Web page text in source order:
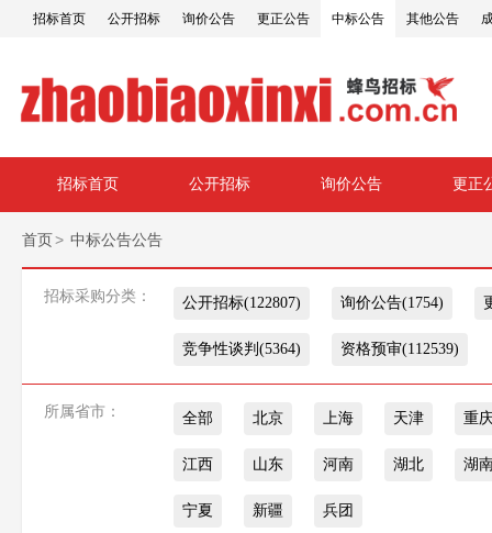
招标首页 公开招标 询价公告 更正公告 中标公告 其他公告
招标首页 公开招标 询价公告 更正
首页 > 中标公告公告
招标采购分类： 公开招标(122807) 询价公告(1754)
竞争性谈判(5364) 资格预审(112539)
所属省市： 全部 北京 上海 天津 重
江西 山东 河南 湖北 湖
宁夏 新疆 兵团